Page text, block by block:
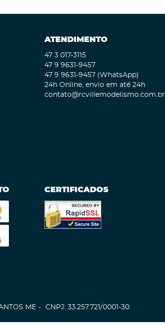
ATENDIMENTO
47 3 017-3115
47 9 9631-9457
47 9 9631-9457 (WhatsApp)
24h Online, envio em até 24h
contato@rcvillemodelismo.com.br
CERTIFICADOS
ME CNPJ: 33.257.721/0001-30